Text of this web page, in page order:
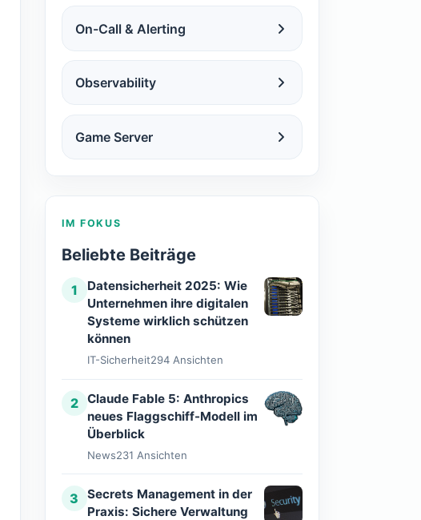
On-Call & Alerting
Observability
Game Server
IM FOKUS
Beliebte Beiträge
1
Datensicherheit 2025: Wie
Unternehmen ihre digitalen
Systeme wirklich schützen
können
IT-Sicherheit294 Ansichten
2 Claude Fable 5: Anthropics
neues Flaggschiff-Modell im
Überblick
News231 Ansichten
3
Secrets Management in der
Praxis: Sichere Verwaltung